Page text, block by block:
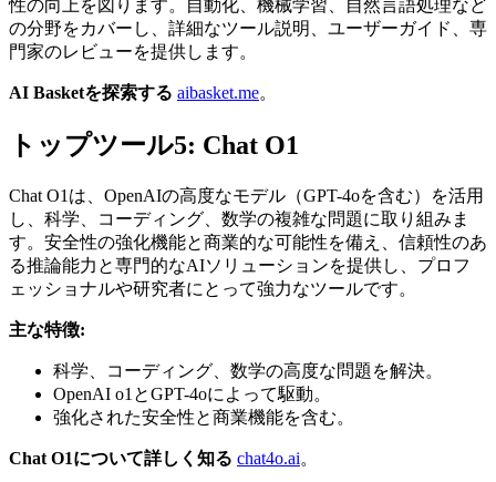
性の向上を図ります。自動化、機械学習、自然言語処理など
の分野をカバーし、詳細なツール説明、ユーザーガイド、専
門家のレビューを提供します。
AI Basketを探索する aibasket.me。
トップツール5: Chat O1
Chat O1は、OpenAIの高度なモデル（GPT-4oを含む）を活用
し、科学、コーディング、数学の複雑な問題に取り組みま
す。安全性の強化機能と商業的な可能性を備え、信頼性のあ
る推論能力と専門的なAIソリューションを提供し、プロフ
ェッショナルや研究者にとって強力なツールです。
主な特徴:
科学、コーディング、数学の高度な問題を解決。
OpenAI o1とGPT-4oによって駆動。
強化された安全性と商業機能を含む。
Chat O1について詳しく知る chat4o.ai。